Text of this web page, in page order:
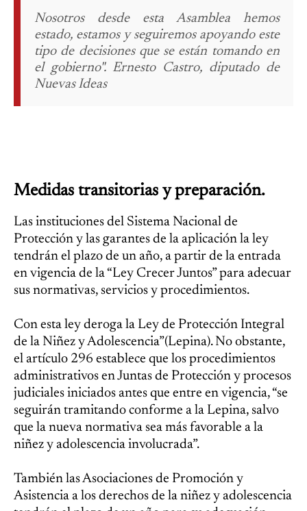
Nosotros desde esta Asamblea hemos
estado, estamos y seguiremos apoyando este
tipo de decisiones que se están tomando en
el gobierno". Ernesto Castro, diputado de
Nuevas Ideas
Medidas transitorias y preparación.
Las instituciones del Sistema Nacional de
Protección y las garantes de la aplicación la ley
tendrán el plazo de un año, a partir de la entrada
en vigencia de la “Ley Crecer Juntos” para adecuar
sus normativas, servicios y procedimientos.
Con esta ley deroga la Ley de Protección Integral
de la Niñez y Adolescencia”(Lepina). No obstante,
el artículo 296 establece que los procedimientos
administrativos en Juntas de Protección y procesos
judiciales iniciados antes que entre en vigencia, “se
seguirán tramitando conforme a la Lepina, salvo
que la nueva normativa sea más favorable a la
niñez y adolescencia involucrada”.
También las Asociaciones de Promoción y
Asistencia a los derechos de la niñez y adolescencia